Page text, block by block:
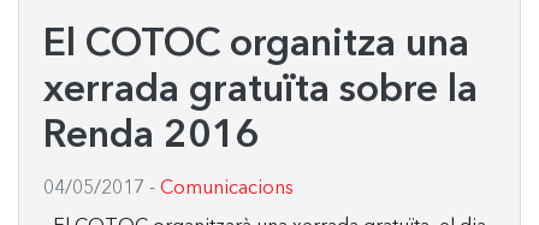
El COTOC organitza una
xerrada gratuïta sobre la
Renda 2016
04/05/2017 - Comunicacions